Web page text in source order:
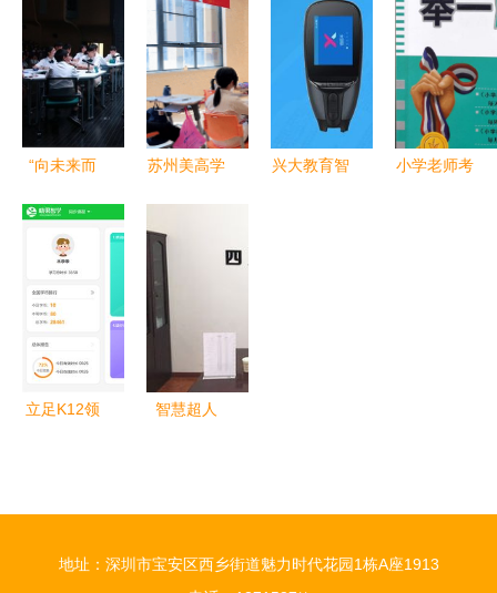
130.2% 本
地化网课成
增长新引擎
备助推未来
智慧课堂快
速发展
科技创新课
动学习解决
方案赋能
K12教育
“向未来而
息化助推巴
蜀常春藤学
校K12教育
苏州美高学
小初校园开
放日 探索
未来教育的
兴大教育智
小学老师考
立足K12领
境
智慧超人
解析
地址：深圳市宝安区西乡街道魅力时代花园1栋A座1913